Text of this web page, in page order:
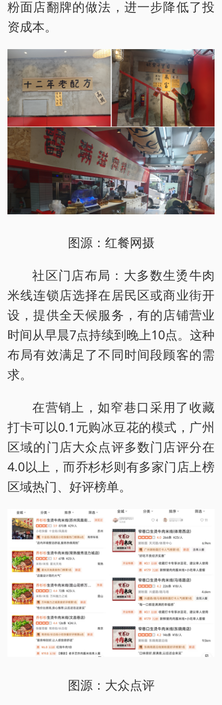
粉面店翻牌的做法，进一步降低了投
资成本。
图源：红餐网摄
社区门店布局：大多数生烫牛肉
米线连锁店选择在居民区或商业街开
设，提供全天候服务，有的店铺营业
时间从早晨7点持续到晚上10点。这种
布局有效满足了不同时间段顾客的需
求。
在营销上，如窄巷口采用了收藏
打卡可以0.1元购冰豆花的模式，广州
区域的门店大众点评多数门店评分在
4.0以上，而乔杉杉则有多家门店上榜
区域热门、好评榜单。
图源：大众点评